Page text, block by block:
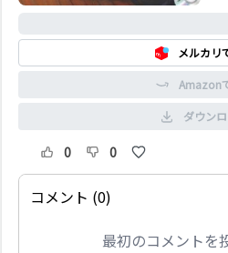
メルカリ
Amazon
ダウン
0 0
コメント (0)
最初のコメントを